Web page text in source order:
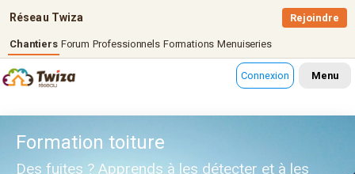
Réseau Twiza
Chantiers Forum Professionnels Formations Menuiseries
Rejoindre
Connexion Menu
Formation toiture
Des fuites ? Apprends à les détecter et à les